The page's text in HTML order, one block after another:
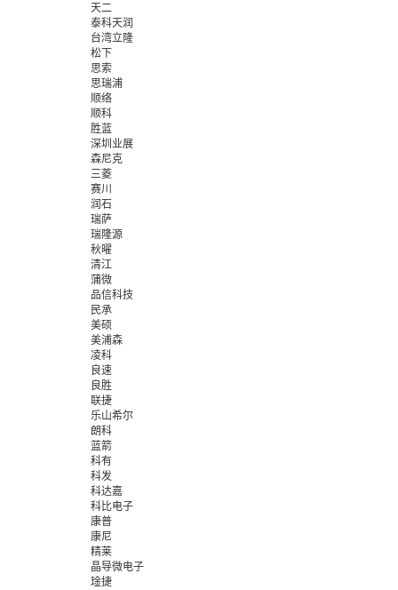
天二
泰科天润
台湾立隆
松下
思索
思瑞浦
顺络
顺科
胜蓝
深圳业展
森尼克
三菱
赛川
润石
瑞萨
瑞隆源
秋曜
清江
蒲微
品信科技
民承
美硕
美浦森
凌科
良速
良胜
联捷
乐山希尔
朗科
蓝箭
科有
科发
科达嘉
科比电子
康普
康尼
精莱
晶导微电子
琻捷